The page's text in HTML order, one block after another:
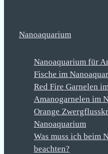
Nanoaquarium
Nanoaquarium für
Fische im
Red Fire Garnelen
Amanogarnelen im
Orange
Nanoaquarium
Was muss ich beim
beachten?